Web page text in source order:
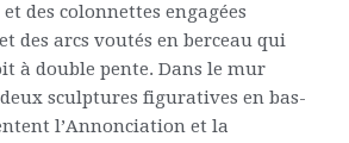
des colonnettes engagées
des arcs voutés en berceau qui
à double pente. Dans le mur
sculptures figuratives en bas-
l’Annonciation et la